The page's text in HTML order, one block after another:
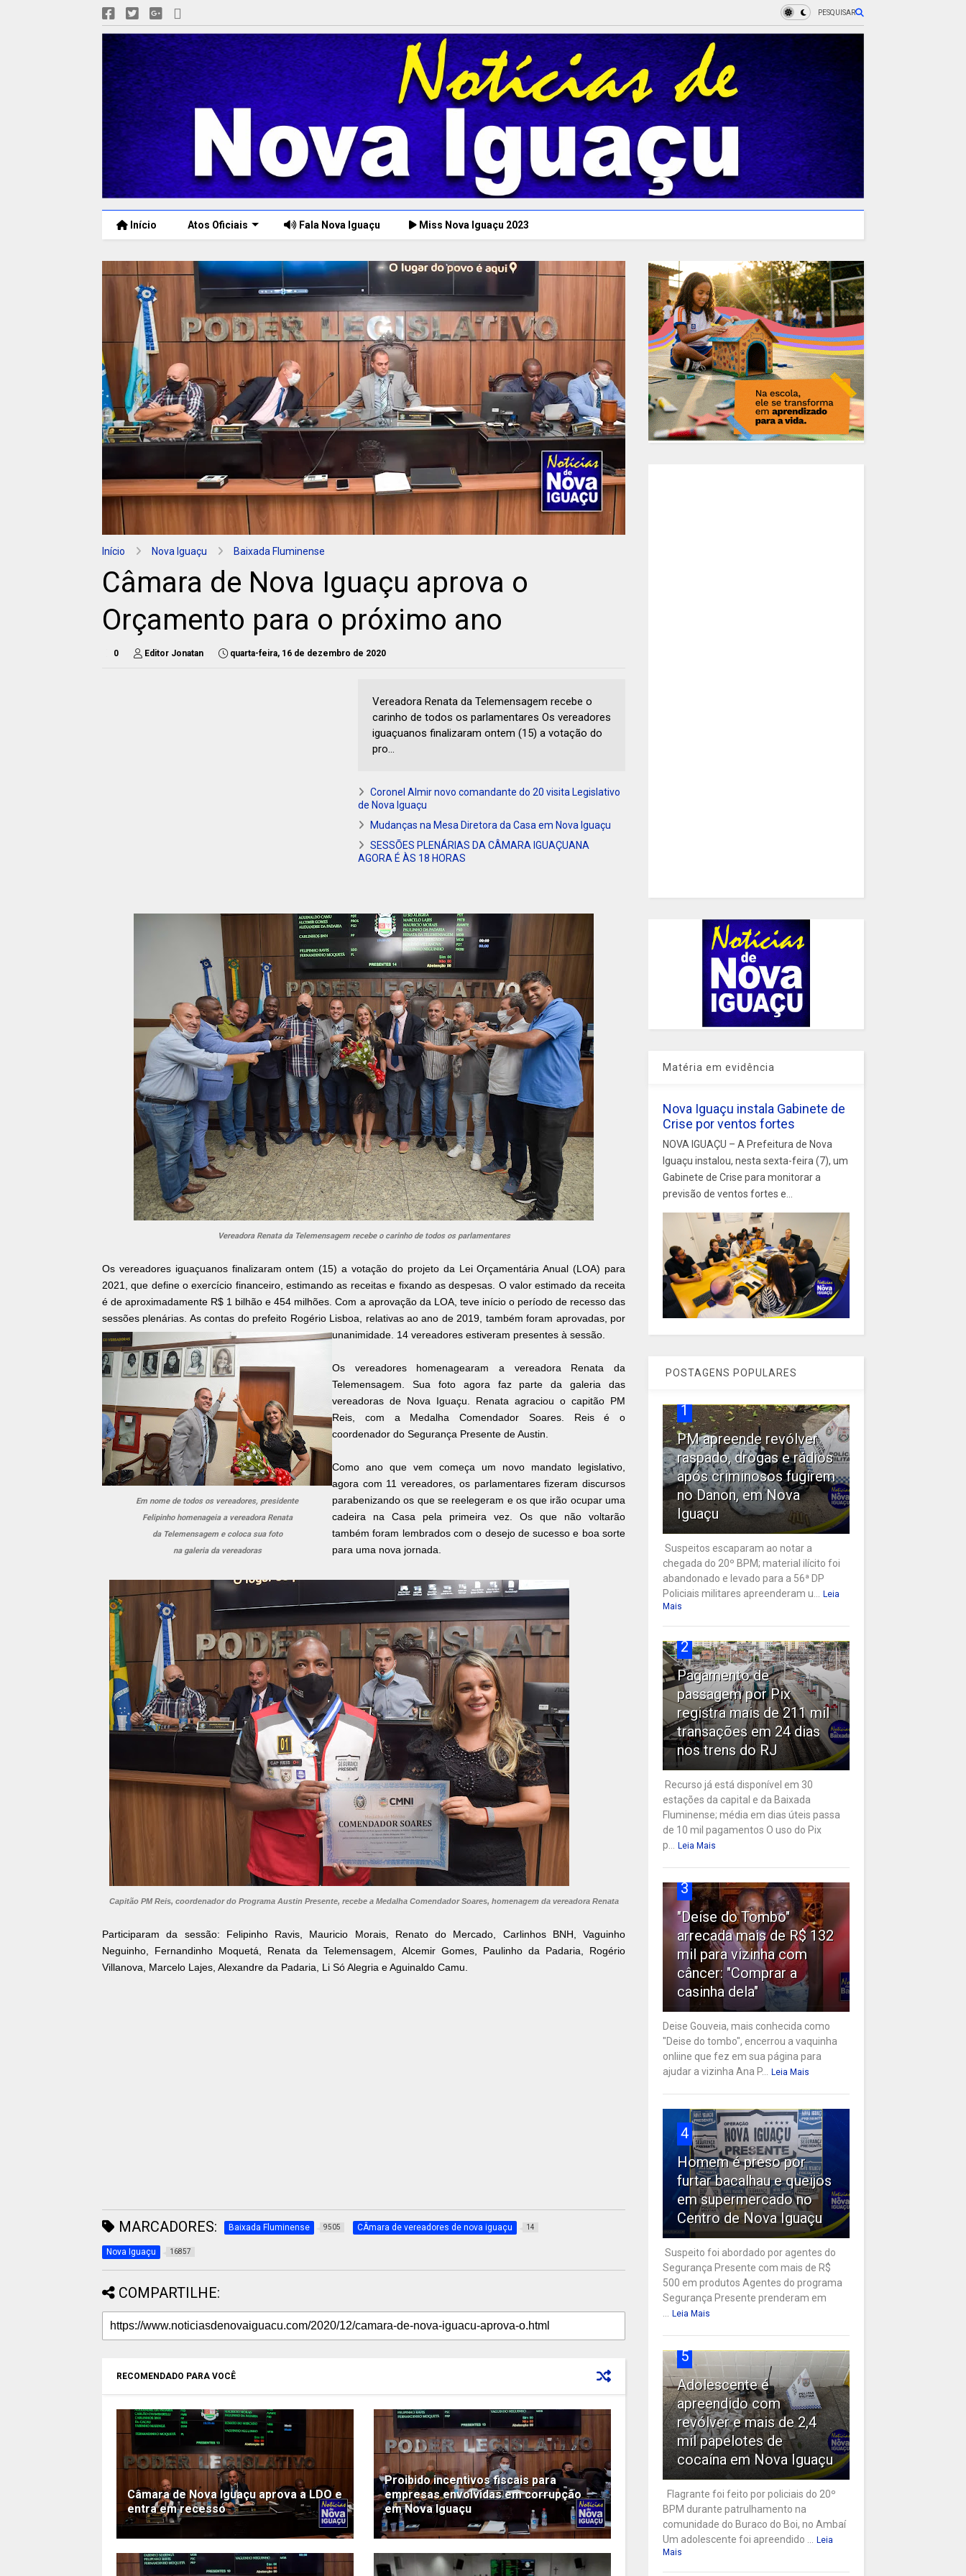
PESQUISAR
Início Atos Oficiais Fala Nova Iguaçu Miss Nova Iguaçu 2023
Início Nova Iguaçu Baixada Fluminense
Câmara de Nova Iguaçu aprova o
Orçamento para o próximo ano
0 Editor Jonatan quarta-feira, 16 de dezembro de 2020
Vereadora Renata da Telemensagem recebe o
carinho de todos os parlamentares Os vereadores
iguaçuanos finalizaram ontem (15) a votação do
pro...
Coronel Almir novo comandante do 20 visita Legislativo
de Nova Iguaçu
Mudanças na Mesa Diretora da Casa em Nova Iguaçu
SESSÕES PLENÁRIAS DA CÂMARA IGUAÇUANA
AGORA É ÀS 18 HORAS
Vereadora Renata da Telemensagem recebe o carinho de todos os parlamentares
Os vereadores iguaçuanos finalizaram ontem (15) a votação do projeto da Lei Orçamentária Anual (LOA) para
2021, que define o exercício financeiro, estimando as receitas e fixando as despesas. O valor estimado da receita
é de aproximadamente R$ 1 bilhão e 454 milhões. Com a aprovação da LOA, teve início o período de recesso das
sessões plenárias. As contas do prefeito Rogério Lisboa, relativas ao ano de 2019, também foram aprovadas, por
unanimidade. 14 vereadores estiveram presentes à sessão.
Em nome de todos os vereadores, presidente
Felipinho homenageia a vereadora Renata
da Telemensagem e coloca sua foto
na galeria da vereadoras
Os vereadores homenagearam a vereadora Renata da
Telemensagem. Sua foto agora faz parte da galeria das
vereadoras de Nova Iguaçu. Renata agraciou o capitão PM
Reis, com a Medalha Comendador Soares. Reis é o
coordenador do Segurança Presente de Austin.
Como ano que vem começa um novo mandato legislativo,
agora com 11 vereadores, os parlamentares fizeram discursos
parabenizando os que se reelegeram e os que irão ocupar uma
cadeira na Casa pela primeira vez. Os que não voltarão
também foram lembrados com o desejo de sucesso e boa sorte
para uma nova jornada.
Capitão PM Reis, coordenador do Programa Austin Presente, recebe a Medalha Comendador Soares, homenagem da vereadora Renata
Participaram da sessão: Felipinho Ravis, Mauricio Morais, Renato do Mercado, Carlinhos BNH, Vaguinho
Neguinho, Fernandinho Moquetá, Renata da Telemensagem, Alcemir Gomes, Paulinho da Padaria, Rogério
Villanova, Marcelo Lajes, Alexandre da Padaria, Li Só Alegria e Aguinaldo Camu.
MARCADORES: Baixada Fluminense 9505 CÂmara de vereadores de nova iguaçu 14
Nova Iguaçu 16857
COMPARTILHE:
RECOMENDADO PARA VOCÊ
Câmara de Nova Iguaçu aprova a LDO e
entra em recesso
Proibido incentivos fiscais para
empresas envolvidas em corrupção
em Nova Iguaçu
Matéria em evidência
Nova Iguaçu instala Gabinete de
Crise por ventos fortes
NOVA IGUAÇU – A Prefeitura de Nova
Iguaçu instalou, nesta sexta-feira (7), um
Gabinete de Crise para monitorar a
previsão de ventos fortes e...
POSTAGENS POPULARES
1
PM apreende revólver
raspado, drogas e rádios
após criminosos fugirem
no Danon, em Nova
Iguaçu
Suspeitos escaparam ao notar a
chegada do 20º BPM; material ilícito foi
abandonado e levado para a 56ª DP
Policiais militares apreenderam u...
Leia
Mais
2
Pagamento de
passagem por Pix
registra mais de 211 mil
transações em 24 dias
nos trens do RJ
Recurso já está disponível em 30
estações da capital e da Baixada
Fluminense; média em dias úteis passa
de 10 mil pagamentos O uso do Pix
p...
Leia Mais
3
"Deise do Tombo"
arrecada mais de R$ 132
mil para vizinha com
câncer: "Comprar a
casinha dela"
Deise Gouveia, mais conhecida como
"Deise do tombo", encerrou a vaquinha
onliine que fez em sua página para
ajudar a vizinha Ana P...
Leia Mais
4
Homem é preso por
furtar bacalhau e queijos
em supermercado no
Centro de Nova Iguaçu
Suspeito foi abordado por agentes do
Segurança Presente com mais de R$
500 em produtos Agentes do programa
Segurança Presente prenderam em
Leia Mais
5
Adolescente é
apreendido com
revólver e mais de 2,4
mil papelotes de
cocaína em Nova Iguaçu
Flagrante foi feito por policiais do 20º
BPM durante patrulhamento na
comunidade do Buraco do Boi, no Ambaí
Um adolescente foi apreendido ...
Leia
Mais